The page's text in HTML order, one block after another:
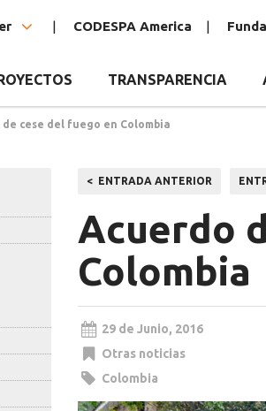
CODESPA America
TRANSPARENCIA
de cese del fuego en Colombia
Navegación
de
entradas
ENTRADA ANTERIOR
Acuerdo
Colombia
29 de Junio, 2016
Otras noticias
Colombia